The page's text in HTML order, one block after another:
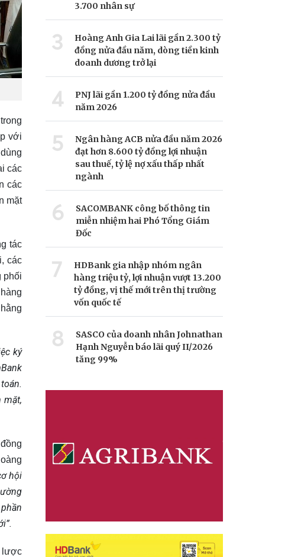
với
các
các
mặt
tác
các
phối
ký
mặt,
hội
lược
3.700 nhân sự
3
Hoàng Anh Gia Lai lãi gần 2.300 tỷ
đồng nửa đầu năm, dòng tiền kinh
doanh dương trở lại
4
PNJ lãi gần 1.200 tỷ đồng nửa đầu
năm 2026
5
Ngân hàng ACB nửa đầu năm 2026
đạt hơn 8.600 tỷ đồng lợi nhuận
sau thuế, tỷ lệ nợ xấu thấp nhất
ngành
6
SACOMBANK công bố thông tin
miễn nhiệm hai Phó Tổng Giám
Đốc
7
HDBank gia nhập nhóm ngân
hàng triệu tỷ, lợi nhuận vượt 13.200
tỷ đồng, vị thế mới trên thị trường
vốn quốc tế
8
SASCO của doanh nhân Johnathan
Hạnh Nguyễn báo lãi quý II/2026
tăng 99%